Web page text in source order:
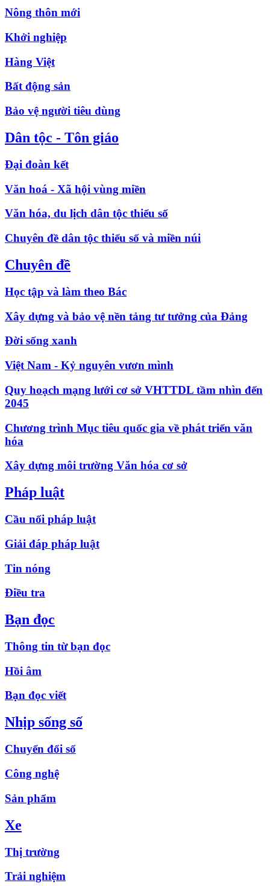
Nông thôn mới
Khởi nghiệp
Hàng Việt
Bất động sản
Bảo vệ người tiêu dùng
Dân tộc - Tôn giáo
Đại đoàn kết
Văn hoá - Xã hội vùng miền
Văn hóa, du lịch dân tộc thiểu số
Chuyên đề dân tộc thiểu số và miền núi
Chuyên đề
Học tập và làm theo Bác
Xây dựng và bảo vệ nền tảng tư tưởng của Đảng
Đời sống xanh
Việt Nam - Kỷ nguyên vươn mình
Quy hoạch mạng lưới cơ sở VHTTDL tầm nhìn đến
2045
Chương trình Mục tiêu quốc gia về phát triển văn
hóa
Xây dựng môi trường Văn hóa cơ sở
Pháp luật
Cầu nối pháp luật
Giải đáp pháp luật
Tin nóng
Điều tra
Bạn đọc
Thông tin từ bạn đọc
Hồi âm
Bạn đọc viết
Nhịp sống số
Chuyển đổi số
Công nghệ
Sản phẩm
Xe
Thị trường
Trải nghiệm